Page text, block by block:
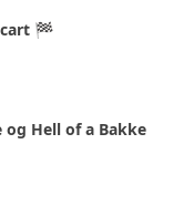
🏁
og Hell of a Bakke